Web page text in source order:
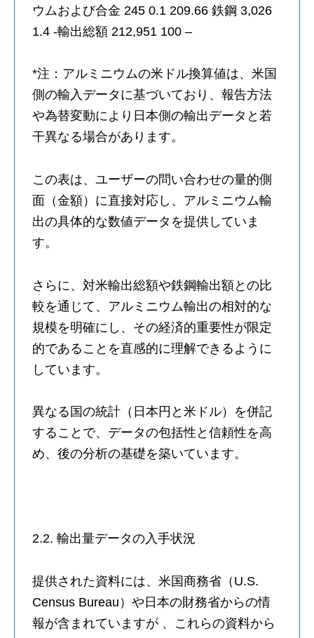
ウムおよび合金 245 0.1 209.66 鉄鋼 3,026
1.4 -輸出総額 212,951 100 –
*注：アルミニウムの米ドル換算値は、米国
側の輸入データに基づいており、報告方法
や為替変動により日本側の輸出データと若
干異なる場合があります。
この表は、ユーザーの問い合わせの量的側
面（金額）に直接対応し、アルミニウム輸
出の具体的な数値データを提供していま
す。
さらに、対米輸出総額や鉄鋼輸出額との比
較を通じて、アルミニウム輸出の相対的な
規模を明確にし、その経済的重要性が限定
的であることを直感的に理解できるように
しています。
異なる国の統計（日本円と米ドル）を併記
することで、データの包括性と信頼性を高
め、後の分析の基礎を築いています。
2.2. 輸出量データの入手状況
提供された資料には、米国商務省（U.S.
Census Bureau）や日本の財務省からの情
報が含まれていますが 、これらの資料から